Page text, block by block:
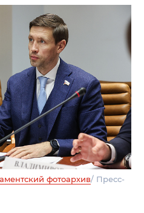
фотоархив/ Пресс-